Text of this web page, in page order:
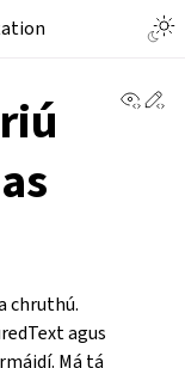
chruthú.
agus
Má tá